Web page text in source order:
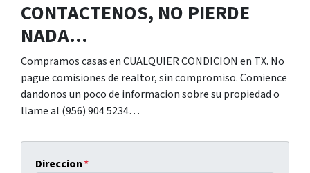
CONTACTENOS, NO PIERDE
NADA…
Compramos casas en CUALQUIER CONDICION en TX. No
pague comisiones de realtor, sin compromiso. Comience
dandonos un poco de informacion sobre su propiedad o
llame al (956) 904 5234…
Direccion*